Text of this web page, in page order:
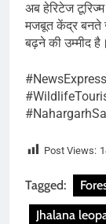
अब हेरिटेज
मजबूत केंद्र बनते
बढ़ने की उम्मीद है।
Post Views:
Tagged:
Jhalana